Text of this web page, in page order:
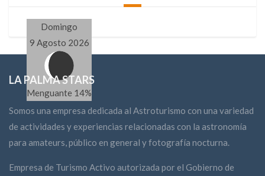
Domingo
9 Agosto 2026
Menguante 14%
LA PALMA STARS
Somos una empresa dedicada al Astroturismo con una variedad
de actividades y experiencias relacionadas con la astronomía
para amateurs, público en general y fotografía nocturna.
Empresa de Turismo Activo autorizada por el Gobierno de